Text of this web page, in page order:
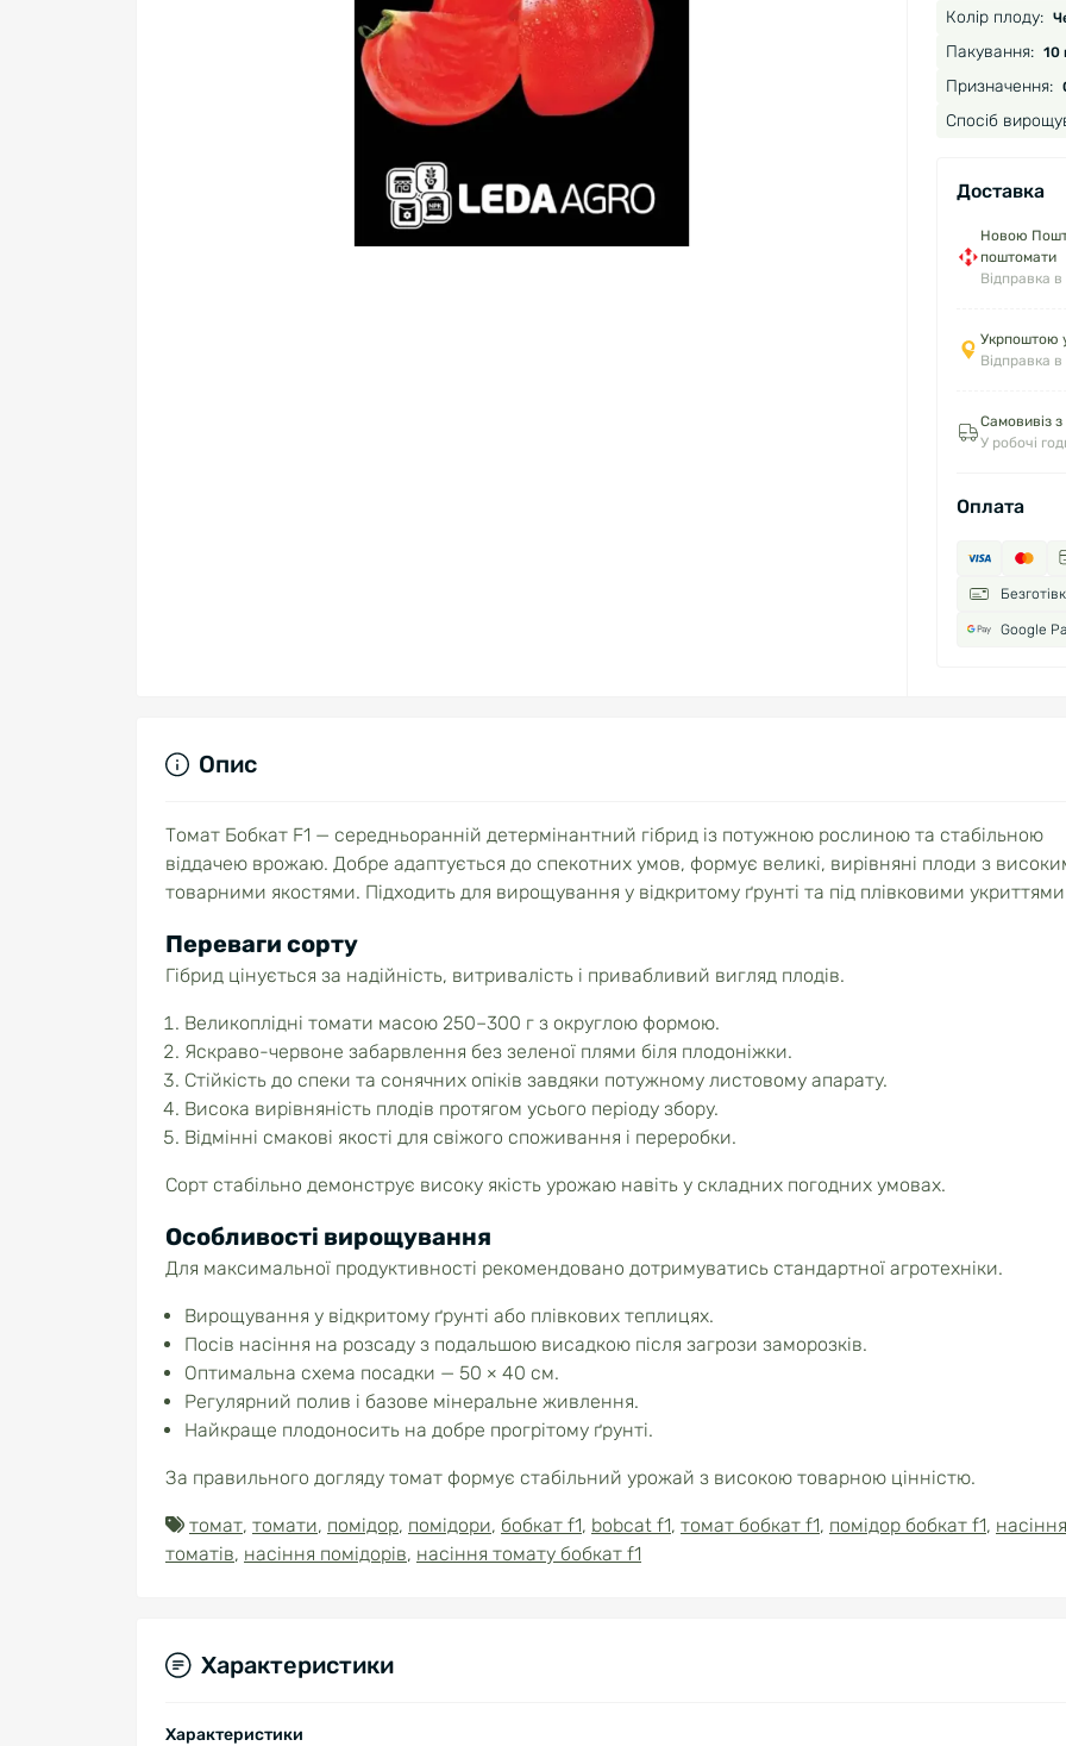
Колір плоду:
Пакування: 10
Призначення:
Спосіб
Доставка
Новою
поштомати
Відправка
Укрпоштою у
Відправка
Самовивіз
У робочі
Оплата
Google
Опис
Томат Бобкат F1 — середньоранній детермінантний гібрид із потужною рослиною та стабільною
віддачею врожаю. Добре адаптується до спекотних умов, формує великі, вирівняні плоди з
товарними якостями. Підходить для вирощування у відкритому ґрунті та під плівковими
Переваги сорту
Гібрид цінується за надійність, витривалість і привабливий вигляд плодів.
Великоплідні томати масою 250–300 г з округлою формою.
Яскраво-червоне забарвлення без зеленої плями біля плодоніжки.
Стійкість до спеки та сонячних опіків завдяки потужному листовому апарату.
Висока вирівняність плодів протягом усього періоду збору.
Відмінні смакові якості для свіжого споживання і переробки.
Сорт стабільно демонструє високу якість урожаю навіть у складних погодних умовах.
Особливості вирощування
Для максимальної продуктивності рекомендовано дотримуватись стандартної агротехніки.
Вирощування у відкритому ґрунті або плівкових теплицях.
Посів насіння на розсаду з подальшою висадкою після загрози заморозків.
Оптимальна схема посадки — 50 × 40 см.
Регулярний полив і базове мінеральне живлення.
Найкраще плодоносить на добре прогрітому ґрунті.
За правильного догляду томат формує стабільний урожай з високою товарною цінністю.
томат, томати, помідор, помідори, бобкат f1, bobcat f1, томат бобкат f1, помідор бобкат f1, насіння
томатів, насіння помідорів, насіння томату бобкат f1
Характеристики
Характеристики